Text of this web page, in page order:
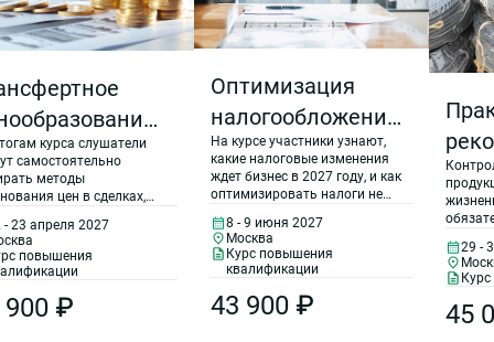
и
как
риски.
курса слушатели
самостоятельно
методы
цен в сделках,
компаний
познакомятся с
по подготовке
и планами по
политике в области
- 23 апреля 2027
повышения
900 ₽
Оптимизация
налогообложения
и налоговые
риски с учетом
изменений в
законодательстве
с 2027 года
На курсе участники узнают,
какие налоговые изменения
ждет бизнес в 2027 году, и как
оптимизировать налоги не
8 - 9 июня 2027
Москва
Курс повышения
квалификации
43 900 ₽
29 -
45